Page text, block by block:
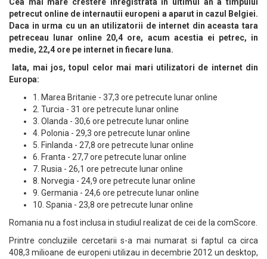
petrecut online de internautii europeni a aparut in cazul Belgiei.
Daca in urma cu un an utilizatorii de internet din aceasta tara
petreceau lunar online 20,4 ore, acum acestia ei petrec, in
medie, 22,4 ore pe internet in fiecare luna.
Iata, mai jos, topul celor mai mari utilizatori de internet din
Europa:
1. Marea Britanie - 37,3 ore petrecute lunar online
2. Turcia - 31 ore petrecute lunar online
3. Olanda - 30,6 ore petrecute lunar online
4. Polonia - 29,3 ore petrecute lunar online
5. Finlanda - 27,8 ore petrecute lunar online
6. Franta - 27,7 ore petrecute lunar online
7. Rusia - 26,1 ore petrecute lunar online
8. Norvegia - 24,9 ore petrecute lunar online
9. Germania - 24,6 ore petrecute lunar online
10. Spania - 23,8 ore petrecute lunar online
Romania nu a fost inclusa in studiul realizat de cei de la comScore.
Printre concluziile cercetarii s-a mai numarat si faptul ca circa
408,3 milioane de europeni utilizau in decembrie 2012 un desktop,